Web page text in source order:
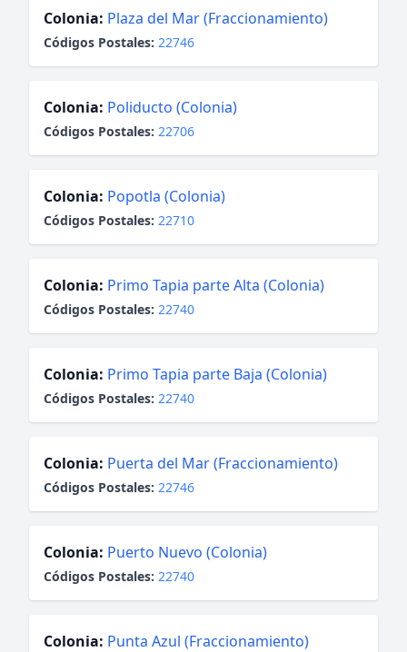
Colonia: Plaza del Mar (Fraccionamiento)
Códigos Postales: 22746
Colonia: Poliducto (Colonia)
Códigos Postales: 22706
Colonia: Popotla (Colonia)
Códigos Postales: 22710
Colonia: Primo Tapia parte Alta (Colonia)
Códigos Postales: 22740
Colonia: Primo Tapia parte Baja (Colonia)
Códigos Postales: 22740
Colonia: Puerta del Mar (Fraccionamiento)
Códigos Postales: 22746
Colonia: Puerto Nuevo (Colonia)
Códigos Postales: 22740
Colonia: Punta Azul (Fraccionamiento)